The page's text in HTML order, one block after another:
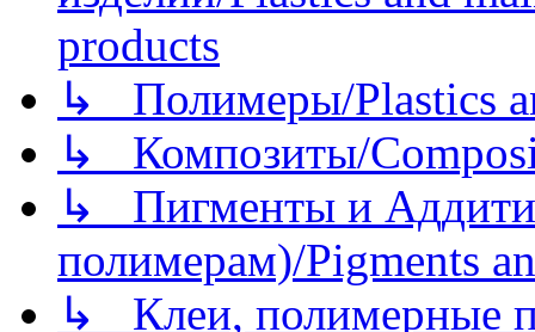
products
↳ Полимеры/Plastics
↳ Композиты/
↳ Пигменты и
полимерам)/Pigments
↳ Клеи, полимерные